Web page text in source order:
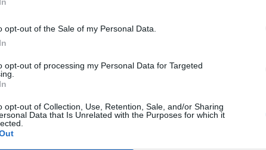
opt-out of the Sale of my Personal Data.
opt-out of processing my Personal Data for Targeted
opt-out of Collection, Use, Retention, Sale, and/or Sharing
Data that Is Unrelated with the Purposes for which it
os dias 18 e 26 de julho, no Clube de Ténis
o regresso da competição ao circuito
na edição anterior, ter integrado o circuito
o primeiro título ATP da carreira ao